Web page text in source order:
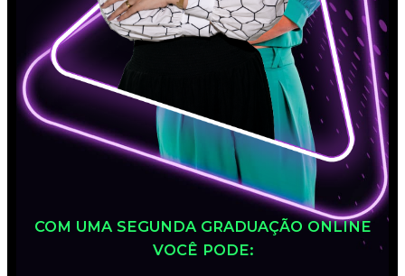
COM UMA SEGUNDA GRADUAÇÃO ONLINE
VOCÊ PODE: